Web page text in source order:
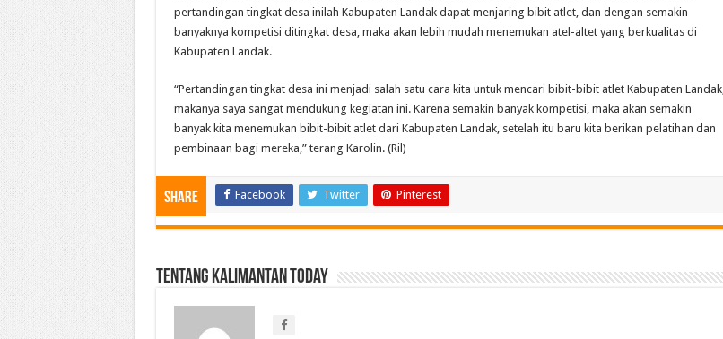
pertandingan tingkat desa inilah Kabupaten Landak dapat menjaring bibit atlet, dan dengan semakin
banyaknya kompetisi ditingkat desa, maka akan lebih mudah menemukan atel-altet yang berkualitas di
Kabupaten Landak.
“Pertandingan tingkat desa ini menjadi salah satu cara kita untuk mencari bibit-bibit atlet Kabupaten Landak,
makanya saya sangat mendukung kegiatan ini. Karena semakin banyak kompetisi, maka akan semakin
banyak kita menemukan bibit-bibit atlet dari Kabupaten Landak, setelah itu baru kita berikan pelatihan dan
pembinaan bagi mereka,” terang Karolin. (Ril)
Share Facebook Twitter Pinterest
Tentang Kalimantan Today